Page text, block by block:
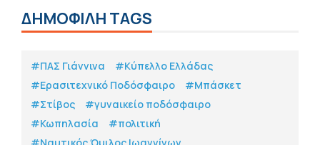
ΔΗΜΟΦΙΛΗ TAGS
#ΠΑΣ Γιάννινα
#Κύπελλο Ελλάδας
#Eρασιτεχνικό Ποδόσφαιρο
#Μπάσκετ
#Στίβος
#γυναικείο ποδόσφαιρο
#Κωπηλασία
#πολιτική